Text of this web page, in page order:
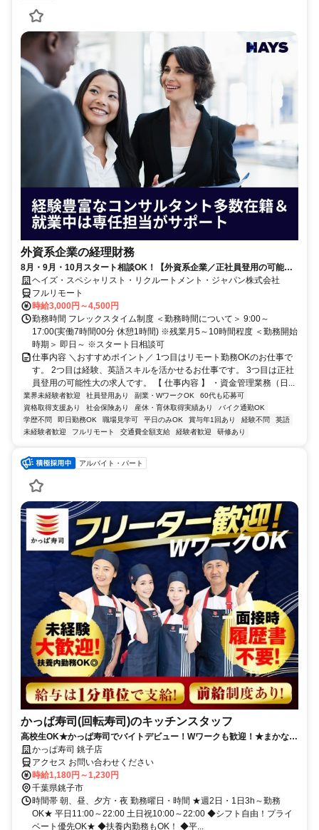
外資系企業の経理財務
8月・9月・10月スタート相談OK！【外資系企業／正社員登用の可能性
大／700万～800万／リモート勤務OK】経理財務
ヘイズ・スペシャリスト・リクルートメント・ジャパン株式会社
フルリモート
時給3,000円～4,500円
勤務時間 フレックスタイム制度 ＜勤務時間について＞ 9:00～
17:00(実働7時間00分 休憩1時間) ※残業月5～10時間程度 ＜勤務開始
時期＞ 即日～ ※スタート日相談可
仕事内容 ＼おすすめポイント／ 1つ目はリモート勤務OKのお仕事で
す。 2つ目は経験、英語スキルを活かせるお仕事です。 3つ目は正社
員登用の可能性大の求人です。 【 仕事内容 】 ・資金管理業務（日...
業界未経験者歓迎 社員登用あり 副業・WワークOK
60代も応募可
資格取得支援あり
社会保険あり 産休・育休取得実績あり
バイク通勤OK
学歴不問
即日勤務OK 職場見学可 平日のみOK 賞与年1回あり 経験不問
英語
未経験者歓迎
フルリモート 交通費全額支給 経験者歓迎 研修あり
アルバイト・パート
かっぱ寿司(回転寿司)のキッチンスタッフ
高校生OK★かっぱ寿司でバイトデビュー！Wワークも歓迎！★まかない
有★短時間OK★履歴書不要
かっぱ寿司 銚子店
アクセス お問い合わせください
時給1,180円～1,230円
千葉県銚子市
時間帯 朝、昼、夕方・夜 勤務曜日・時間 ★週2日・1日3h～勤務
OK★ 平日11:00～22:00 土日祝10:00～22:00 ◆シフト自由！プライ
ベート優先OK★ ◆扶養内勤務もOK！ ◆平...